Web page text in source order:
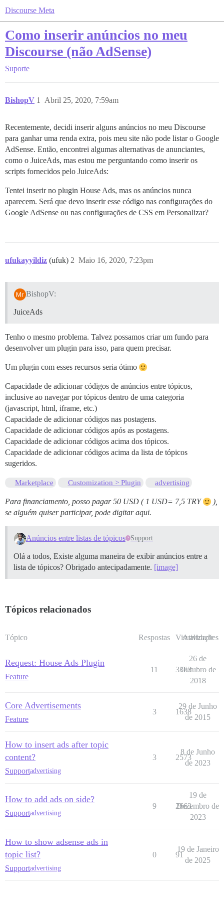
Discourse Meta
Como inserir anúncios no meu
Discourse (não AdSense)
Suporte
BishopV Abril 25, 2020, 7:59am
1
Recentemente, decidi inserir alguns anúncios no meu Discourse
para ganhar uma renda extra, pois meu site não pode listar o Google
AdSense. Então, encontrei algumas alternativas de anunciantes,
como o JuiceAds, mas estou me perguntando como inserir os
scripts fornecidos pelo JuiceAds:
Tentei inserir no plugin House Ads, mas os anúncios nunca
aparecem. Será que devo inserir esse código nas configurações do
Google AdSense ou nas configurações de CSS em Personalizar?
ufukayyildiz (ufuk) Maio 16, 2020, 7:23pm
2
BishopV:
JuiceAds
Tenho o mesmo problema. Talvez possamos criar um fundo para
desenvolver um plugin para isso, para quem precisar.
Um plugin com esses recursos seria ótimo
Capacidade de adicionar códigos de anúncios entre tópicos,
inclusive ao navegar por tópicos dentro de uma categoria
(javascript, html, iframe, etc.)
Capacidade de adicionar códigos nas postagens.
Capacidade de adicionar códigos após as postagens.
Capacidade de adicionar códigos acima dos tópicos.
Capacidade de adicionar códigos acima da lista de tópicos
sugeridos.
Marketplace Customization > Plugin advertising
Para financiamento, posso pagar 50 USD ( 1 USD= 7,5 TRY
),
se alguém quiser participar, pode digitar aqui.
Anúncios entre listas de tópicos Support
Olá a todos, Existe alguma maneira de exibir anúncios entre a
lista de tópicos? Obrigado antecipadamente. [image]
Tópicos relacionados
Tópico Respostas Visualizações
Atividade
Request: House Ads Plugin
Feature
11 3363
26 de
Outubro de
2018
Core Advertisements
Feature
3 1638
29 de Junho
de 2015
How to insert ads after topic
content?
Supportadvertising
3 2573
8 de Junho
de 2023
How to add ads on side?
Supportadvertising
9 2663
19 de
Dezembro de
2023
How to show adsense ads in
topic list?
Supportadvertising
0 91
19 de Janeiro
de 2025